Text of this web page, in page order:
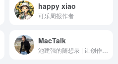
happy xiao
可乐周报作者
MacTalk